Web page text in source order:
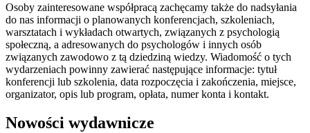
Osoby zainteresowane współpracą zachęcamy także do nadsyłania
do nas informacji o planowanych konferencjach, szkoleniach,
warsztatach i wykładach otwartych, związanych z psychologią
społeczną, a adresowanych do psychologów i innych osób
związanych zawodowo z tą dziedziną wiedzy. Wiadomość o tych
wydarzeniach powinny zawierać następujące informacje: tytuł
konferencji lub szkolenia, data rozpoczęcia i zakończenia, miejsce,
organizator, opis lub program, opłata, numer konta i kontakt.
Nowości wydawnicze